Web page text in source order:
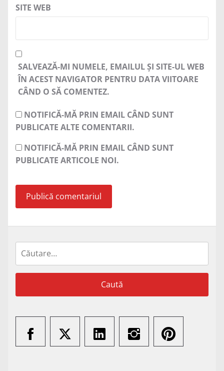
SITE WEB
SALVEAZĂ-MI NUMELE, EMAILUL ȘI SITE-UL WEB
ÎN ACEST NAVIGATOR PENTRU DATA VIITOARE
CÂND O SĂ COMENTEZ.
NOTIFICĂ-MĂ PRIN EMAIL CÂND SUNT
PUBLICATE ALTE COMENTARII.
NOTIFICĂ-MĂ PRIN EMAIL CÂND SUNT
PUBLICATE ARTICOLE NOI.
după: